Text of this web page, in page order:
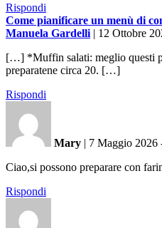
Rispondi
Come pianificare un menù di
Manuela Gardelli | 12 Ottobre
[…] *Muffin salati: meglio questi
preparatene circa 20. […]
Rispondi
Mary | 7 Maggio 2026
Ciao,si possono preparare con
Rispondi